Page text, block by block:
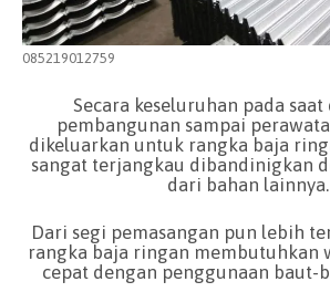
085219012759
Secara keseluruhan pada
pembangunan sampai
dikeluarkan untuk rangka baja
sangat terjangkau dibandinigkan
dari bahan lainnya.
Dari segi pemasangan pun lebih
rangka baja ringan membutuhkan
cepat dengan penggunaan baut-